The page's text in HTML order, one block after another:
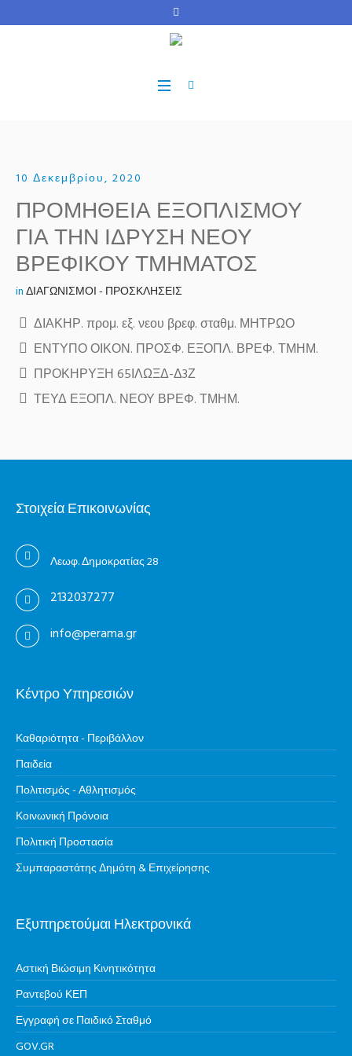
10 Δεκεμβρίου, 2020
ΠΡΟΜΗΘΕΙΑ ΕΞΟΠΛΙΣΜΟΥ
ΓΙΑ ΤΗΝ ΙΔΡΥΣΗ ΝΕΟΥ
ΒΡΕΦΙΚΟΥ ΤΜΗΜΑΤΟΣ
inΔΙΑΓΩΝΙΣΜΟΙ - ΠΡΟΣΚΛΗΣΕΙΣ
ΔΙΑΚΗΡ. προμ. εξ. νεου βρεφ. σταθμ. ΜΗΤΡΩΟ
ΕΝΤΥΠΟ ΟΙΚΟΝ. ΠΡΟΣΦ. ΕΞΟΠΛ. ΒΡΕΦ. ΤΜΗΜ.
ΠΡΟΚΗΡΥΞΗ 65ΙΛΩΞΔ-Δ3Ζ
ΤΕΥΔ ΕΞΟΠΛ. ΝΕΟΥ ΒΡΕΦ. ΤΜΗΜ.
Στοιχεία Επικοινωνίας
Λεωφ. Δημοκρατίας 28
2132037277
info@perama.gr
Κέντρο Υπηρεσιών
Καθαριότητα - Περιβάλλον
Παιδεία
Πολιτισμός - Αθλητισμός
Κοινωνική Πρόνοια
Πολιτική Προστασία
Συμπαραστάτης Δημότη & Επιχείρησης
Εξυπηρετούμαι Ηλεκτρονικά
Αστική Βιώσιμη Κινητικότητα
Ραντεβού ΚΕΠ
Εγγραφή σε Παιδικό Σταθμό
GOV.GR